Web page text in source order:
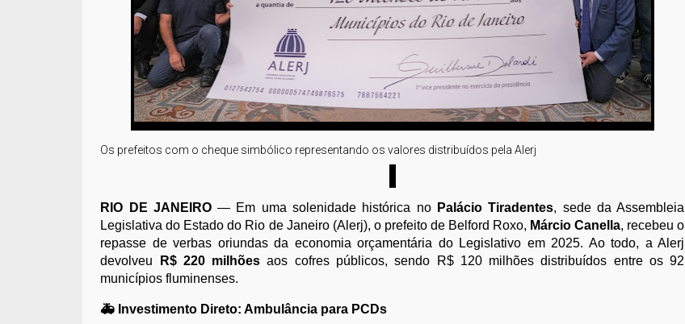
Os prefeitos com o cheque simbólico representando os valores distribuídos pela Alerj
RIO DE JANEIRO— Em uma solenidade histórica no Palácio Tiradentes, sede da Assembleia
Legislativa do Estado do Rio de Janeiro (Alerj), o prefeito de Belford Roxo, Márcio Canella, recebeu o
repasse de verbas oriundas da economia orçamentária do Legislativo em 2025. Ao todo, a Alerj
devolveu
R$ 220 milhões aos cofres públicos, sendo R$ 120 milhões distribuídos entre os 92
municípios fluminenses.
🚑 Investimento Direto: Ambulância para PCDs